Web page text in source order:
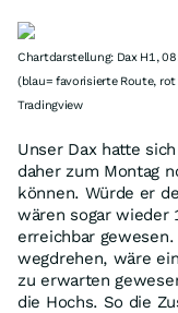
Chartdarstellung: Dax H1,
(blau= favorisierte Route,
Tradingview
Unser Dax hatte
daher zum Montag
können. Würde er
wären sogar wieder
erreichbar
wegdrehen, wäre
zu erwarten
die Hochs. So die